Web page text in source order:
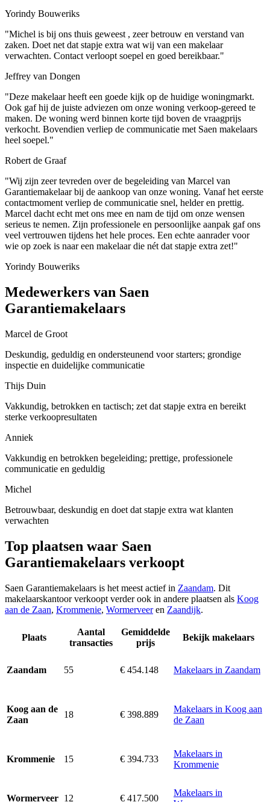
Yorindy Bouweriks
"Michel is bij ons thuis geweest , zeer betrouw en verstand van
zaken. Doet net dat stapje extra wat wij van een makelaar
verwachten. Contact verloopt soepel en goed bereikbaar."
Jeffrey van Dongen
"Deze makelaar heeft een goede kijk op de huidige woningmarkt.
Ook gaf hij de juiste adviezen om onze woning verkoop-gereed te
maken. De woning werd binnen korte tijd boven de vraagprijs
verkocht. Bovendien verliep de communicatie met Saen makelaars
heel soepel."
Robert de Graaf
"Wij zijn zeer tevreden over de begeleiding van Marcel van
Garantiemakelaar bij de aankoop van onze woning. Vanaf het eerste
contactmoment verliep de communicatie snel, helder en prettig.
Marcel dacht echt met ons mee en nam de tijd om onze wensen
serieus te nemen. Zijn professionele en persoonlijke aanpak gaf ons
veel vertrouwen tijdens het hele proces. Een echte aanrader voor
wie op zoek is naar een makelaar die nét dat stapje extra zet!"
Yorindy Bouweriks
Medewerkers van Saen
Garantiemakelaars
Marcel de Groot
Deskundig, geduldig en ondersteunend voor starters; grondige
inspectie en duidelijke communicatie
Thijs Duin
Vakkundig, betrokken en tactisch; zet dat stapje extra en bereikt
sterke verkoopresultaten
Anniek
Vakkundig en betrokken begeleiding; prettige, professionele
communicatie en geduldig
Michel
Betrouwbaar, deskundig en doet dat stapje extra wat klanten
verwachten
Top plaatsen waar Saen
Garantiemakelaars verkoopt
Saen Garantiemakelaars is het meest actief in Zaandam. Dit
makelaarskantoor verkoopt verder ook in andere plaatsen als Koog
aan de Zaan, Krommenie, Wormerveeren Zaandijk.
Plaats
Aantal
transacties
Gemiddelde
prijs
Bekijk makelaars
Zaandam 55 € 454.148 Makelaars in Zaandam
Koog aan de
Zaan
18 € 398.889
Makelaars in Koog aan
de Zaan
Krommenie 15 € 394.733
Makelaars in
Krommenie
Wormerveer 12 € 417.500
Makelaars in